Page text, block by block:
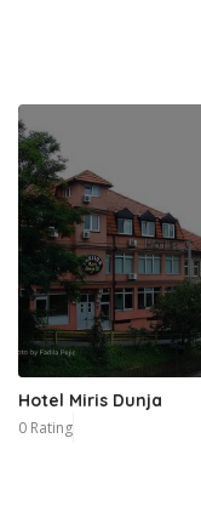
Hotel Miris Dunja
0 Rating